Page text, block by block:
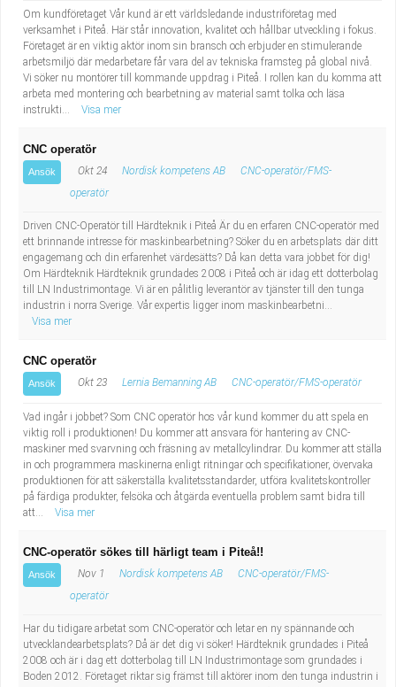
Om kundföretaget Vår kund är ett världsledande industriföretag med
verksamhet i Piteå. Här står innovation, kvalitet och hållbar utveckling i fokus.
Företaget är en viktig aktör inom sin bransch och erbjuder en stimulerande
arbetsmiljö där medarbetare får vara del av tekniska framsteg på global nivå.
Vi söker nu montörer till kommande uppdrag i Piteå. I rollen kan du komma att
arbeta med montering och bearbetning av material samt tolka och läsa
instrukti...
Visa mer
CNC operatör
Ansök Okt 24 Nordisk kompetens AB
CNC-operatör/FMS-
operatör
Driven CNC-Operatör till Härdteknik i Piteå Är du en erfaren CNC-operatör med
ett brinnande intresse för maskinbearbetning? Söker du en arbetsplats där ditt
engagemang och din erfarenhet värdesätts? Då kan detta vara jobbet för dig!
Om Härdteknik Härdteknik grundades 2008 i Piteå och är idag ett dotterbolag
till LN Industrimontage. Vi är en pålitlig leverantör av tjänster till den tunga
industrin i norra Sverige. Vår expertis ligger inom maskinbearbetni...
Visa mer
CNC operatör
Ansök Okt 23 Lernia Bemanning AB CNC-operatör/FMS-operatör
Vad ingår i jobbet? Som CNC operatör hos vår kund kommer du att spela en
viktig roll i produktionen! Du kommer att ansvara för hantering av CNC-
maskiner med svarvning och fräsning av metallcylindrar. Du kommer att ställa
in och programmera maskinerna enligt ritningar och specifikationer, övervaka
produktionen för att säkerställa kvalitetsstandarder, utföra kvalitetskontroller
på färdiga produkter, felsöka och åtgärda eventuella problem samt bidra till
att...
Visa mer
CNC-operatör sökes till härligt team i Piteå!!
Ansök Nov 1 Nordisk kompetens AB
CNC-operatör/FMS-
operatör
Har du tidigare arbetat som CNC-operatör och letar en ny spännande och
utvecklandearbetsplats? Då är det dig vi söker! Härdteknik grundades i Piteå
2008 och är i dag ett dotterbolag till LN Industrimontage som grundades i
Boden 2012. Företaget riktar sig främst till aktörer inom den tunga industrin i